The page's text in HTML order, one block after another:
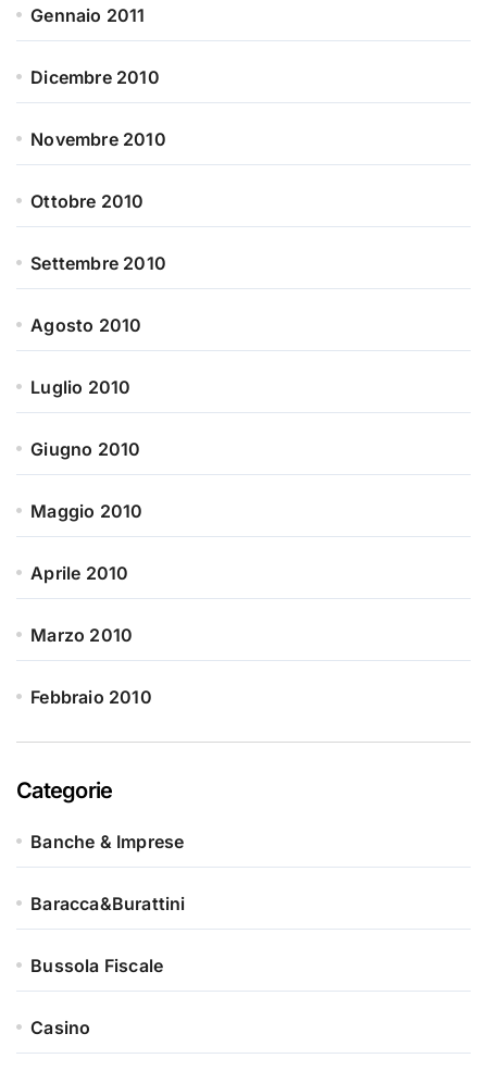
Gennaio 2011
Dicembre 2010
Novembre 2010
Ottobre 2010
Settembre 2010
Agosto 2010
Luglio 2010
Giugno 2010
Maggio 2010
Aprile 2010
Marzo 2010
Febbraio 2010
Categorie
Banche & Imprese
Baracca&Burattini
Bussola Fiscale
Casino